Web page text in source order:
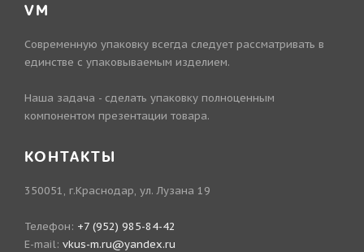
VM
Современную упаковку всегда следует рассматривать в
единстве с упаковываемым изделием.
Наша задача - сделать упаковку полноценным
компонентом презентации товара.
КОНТАКТЫ
350051, г.Краснодар, ул. Лузана 19
Телефон: +7 (952) 985-84-42
E-mail: vkus-m.ru@yandex.ru